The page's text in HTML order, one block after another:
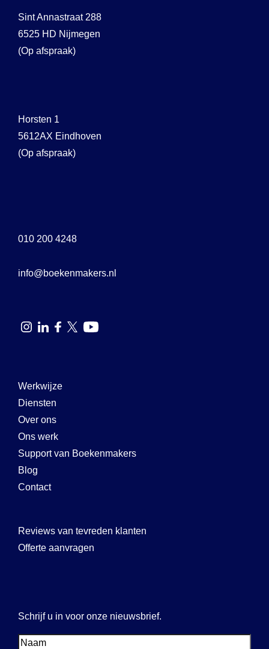
Sint Annastraat 288
6525 HD Nijmegen
(Op afspraak)
Horsten 1
5612AX Eindhoven
(Op afspraak)
010 200 4248
info@boekenmakers.nl
Werkwijze
Diensten
Over ons
Ons werk
Support van Boekenmakers
Blog
Contact
Reviews van tevreden klanten
Offerte aanvragen
Schrijf u in voor onze nieuwsbrief.
Voornaam